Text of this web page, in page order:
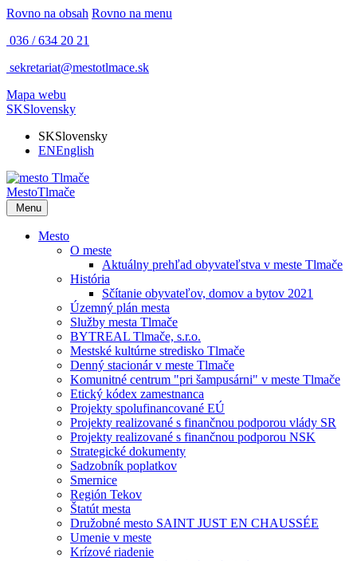
Rovno na obsah Rovno na menu
036 / 634 20 21
sekretariat@mestotlmace.sk
Mapa webu
SKSlovensky
SKSlovensky
ENEnglish
MestoTlmače
Menu
Mesto
O meste
Aktuálny prehľad obyvateľstva v meste Tlmače
História
Sčítanie obyvateľov, domov a bytov 2021
Územný plán mesta
Služby mesta Tlmače
BYTREAL Tlmače, s.r.o.
Mestské kultúrne stredisko Tlmače
Denný stacionár v meste Tlmače
Komunitné centrum "pri šampusárni" v meste Tlmače
Etický kódex zamestnanca
Projekty spolufinancované EÚ
Projekty realizované s finančnou podporou vlády SR
Projekty realizované s finančnou podporou NSK
Strategické dokumenty
Sadzobník poplatkov
Smernice
Región Tekov
Štatút mesta
Družobné mesto SAINT JUST EN CHAUSSÉE
Umenie v meste
Krízové riadenie